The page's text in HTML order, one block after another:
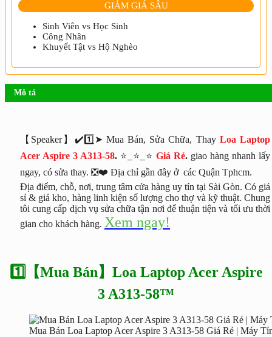
GIẢM GIÁ SÂU
Sinh Viên vs Học Sinh
Công Nhân
Khuyết Tật vs Hộ Nghèo
Mô tả
【Speaker】✔️1️⃣➤ Mua Bán, Sửa Chữa, Thay Loa Laptop
Acer Aspire 3 A313-58. ⭐_⭐_⭐ Giá Rẻ. giao hàng nhanh lấy
ngay, có sửa thay. ❎❤️ Địa chỉ gần đây ở các Quận Tphcm.
Địa điểm, chỗ, nơi, trung tâm cửa hàng uy tín tại Sài Gòn. Có giá
sỉ & giá kho, hàng linh kiện số lượng cho thợ và kỹ thuật. Chung
tôi cung cấp dịch vụ sửa chữa tận nơi để thuận tiện và tối ưu thời
gian cho khách hàng. Xem ngay!
1️⃣【Mua Bán】Loa Laptop Acer Aspire
3 A313-58™
Mua Bán Loa Laptop Acer Aspire 3 A313-58 Giá Rẻ | Máy